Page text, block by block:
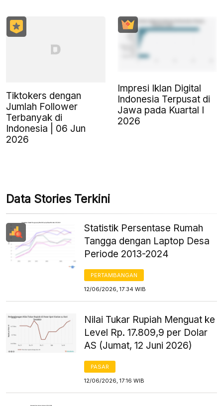
Tiktokers dengan
Jumlah Follower
Terbanyak di
Indonesia | 06 Jun
2026
Impresi Iklan Digital
Indonesia Terpusat di
Jawa pada Kuartal I
2026
Data Stories Terkini
Statistik Persentase Rumah
Tangga dengan Laptop Desa
Periode 2013-2024
PERTAMBANGAN
12/06/2026, 17:34 WIB
Nilai Tukar Rupiah Menguat ke
Level Rp. 17.809,9 per Dolar
AS (Jumat, 12 Juni 2026)
PASAR
12/06/2026, 17:16 WIB